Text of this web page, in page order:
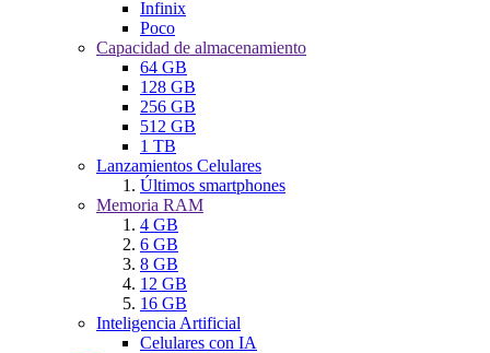
Infinix
Poco
Capacidad de almacenamiento
64 GB
128 GB
256 GB
512 GB
1 TB
Lanzamientos Celulares
Últimos smartphones
Memoria RAM
4 GB
6 GB
8 GB
12 GB
16 GB
Inteligencia Artificial
Celulares con IA